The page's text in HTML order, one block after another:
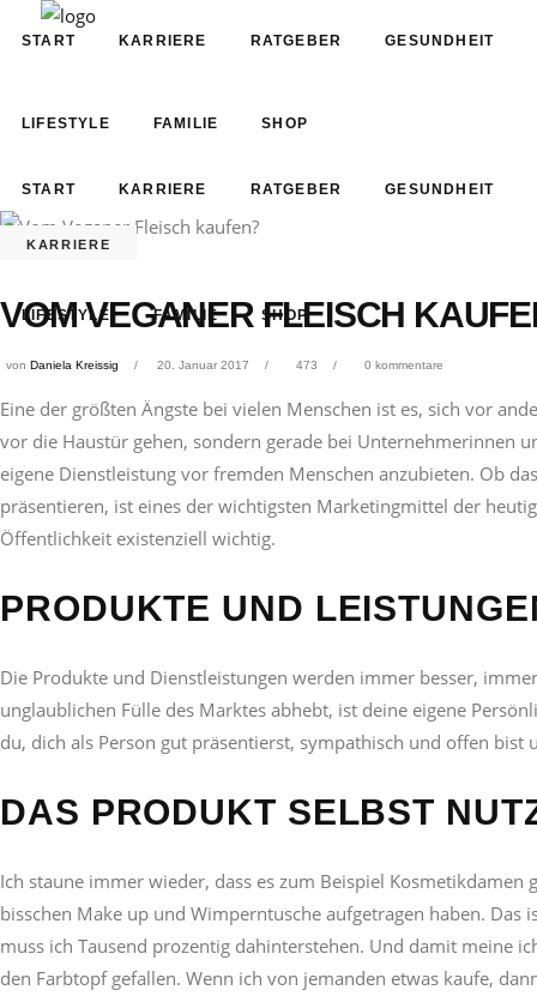
START KARRIERE RATGEBER GESUNDHEIT
LIFESTYLE FAMILIE SHOP
START KARRIERE RATGEBER GESUNDHEIT
LIFESTYLE FAMILIE SHOP
KARRIERE
VOM VEGANER FLEISCH
von Daniela Kreissig 20. Januar 2017 473 0 kommentare
Eine der größten Ängste bei vielen Menschen ist es, sich vor
vor die Haustür gehen, sondern gerade bei Unternehmerinnen
eigene Dienstleistung vor fremden Menschen anzubieten. Ob
präsentieren, ist eines der wichtigsten Marketingmittel der
Öffentlichkeit existenziell wichtig.
PRODUKTE UND
Die Produkte und Dienstleistungen werden immer besser,
unglaublichen Fülle des Marktes abhebt, ist deine eigene
du, dich als Person gut präsentierst, sympathisch und offen
DAS PRODUKT SELBST
Ich staune immer wieder, dass es zum Beispiel
bisschen Make up und Wimperntusche aufgetragen haben.
muss ich Tausend prozentig dahinterstehen. Und damit meine
den Farbtopf gefallen. Wenn ich von jemanden etwas kaufe,